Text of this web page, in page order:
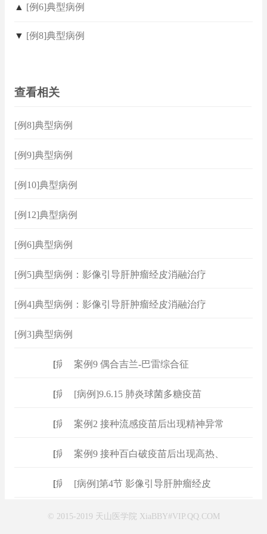
▲ [例6]典型病例
▼ [例8]典型病例
查看相关
[例8]典型病例
[例9]典型病例
[例10]典型病例
[例12]典型病例
[例6]典型病例
[例5]典型病例：影像引导肝肿瘤经皮消融治疗
[例4]典型病例：影像引导肝肿瘤经皮消融治疗
[例3]典型病例
病例 ]案例9 偶合吉兰-巴雷综合征
病例 [病例]9.6.15 肺炎球菌多糖疫苗
病例 ]案例2 接种流感疫苗后出现精神异常
病例 ]案例9 接种百白破疫苗后出现高热、
病例 [病例]第4节 影像引导肝肿瘤经皮
© 2015-2019 天山医学院 XiaBBY#VIP.QQ.COM